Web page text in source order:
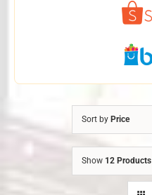
Sort by Price
Show 12 Products